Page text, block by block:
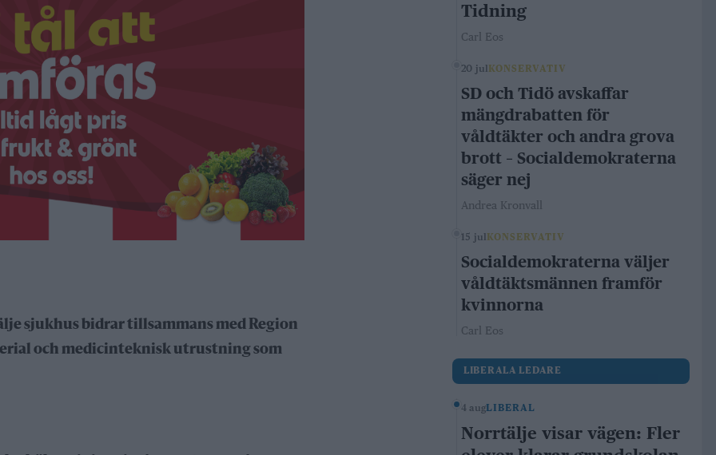
sjukhus bidrar tillsammans med Region
och medicinteknisk utrustning som
Tidning
Carl Eos
20 jul KONSERVATIV
SD och Tidö avskaffar
mängdrabatten för
våldtäkter och andra grova
brott – Socialdemokraterna
säger nej
Andrea Kronvall
15 jul KONSERVATIV
Socialdemokraterna väljer
våldtäktsmännen framför
kvinnorna
Carl Eos
LIBERALA LEDARE
4 augLIBERAL
Norrtälje visar vägen: Fler